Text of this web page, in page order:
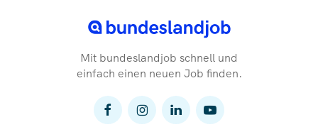
Mit bundeslandjob schnell und
einfach einen neuen Job finden.